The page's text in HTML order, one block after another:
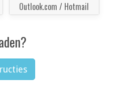
Outlook.com / Hotmail